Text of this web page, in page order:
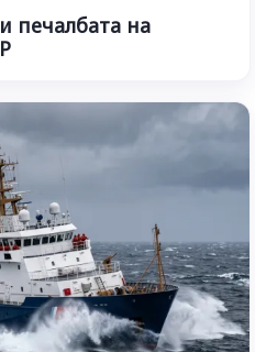
печалбата на